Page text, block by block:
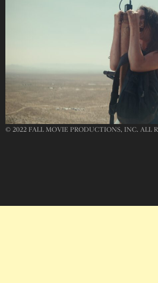
© 2022 FALL MOVIE PRODUCTIONS, INC. ALL